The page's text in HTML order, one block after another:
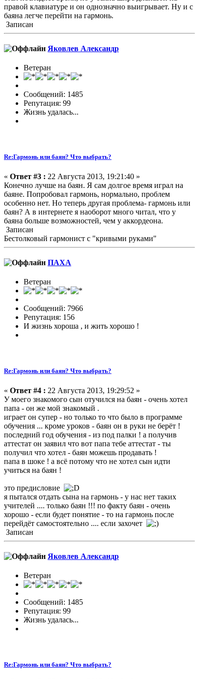
правой клавиатуре и он однозначно выигрывает. Ну и с
баяна легче перейти на гармонь.
Записан
Яковлев Александр
Ветеран
Сообщений: 1485
Репутация: 99
Жизнь удалась...
Re:Гармонь или баян? Что выбрать?
« Ответ #3 : 22 Августа 2013, 19:21:40 »
Конечно лучше на баян. Я сам долгое время играл на
баяне. Попробовал гармонь, нормально, проблем
особенно нет. Но теперь другая проблема- гармонь или
баян? А в интернете я наоборот много читал, что у
баяна больше возможностей, чем у аккордеона.
Записан
Бестолковый гармонист с "кривыми руками"
ПАХА
Ветеран
Сообщений: 7966
Репутация: 156
И жизнь хороша , и жить хорошо !
Re:Гармонь или баян? Что выбрать?
« Ответ #4 : 22 Августа 2013, 19:29:52 »
У моего знакомого сын отучился на баян - очень хотел
папа - он же мой знакомый .
играет он супер - но только то что было в программе
обучения ... кроме уроков - баян он в руки не берёт !
последний год обучения - из под палки ! а получив
аттестат он заявил что вот папа тебе аттестат - ты
получил что хотел - баян можешь продавать !
папа в шоке ! а всё потому что не хотел сын идти
учиться на баян !
это предисловие
я пытался отдать сына на гармонь - у нас нет таких
учителей .... только баян !!! по факту баян - очень
хорошо - если будет понятие - то на гармонь после
перейдёт самостоятельно .... если захочет
Записан
Яковлев Александр
Ветеран
Сообщений: 1485
Репутация: 99
Жизнь удалась...
Re:Гармонь или баян? Что выбрать?